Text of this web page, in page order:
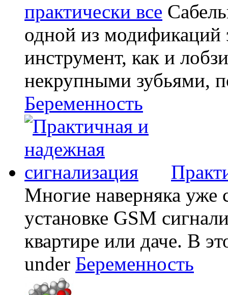
практически все
одной из модификаций
инструмент, как и
некрупными зубьями,
Беременность
Многие наверняка уже
установке GSM
квартире или даче. В
under Беременность